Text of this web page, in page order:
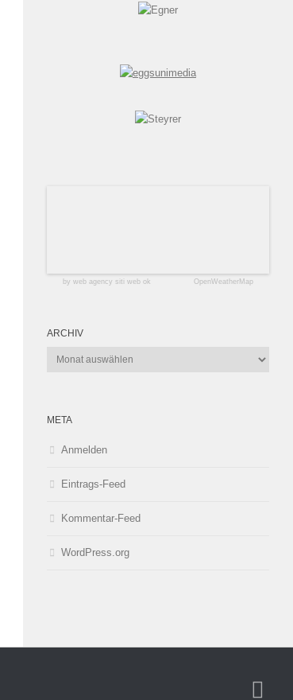
by web agency siti web ok OpenWeatherMap
ARCHIV
Archiv
META
Anmelden
Eintrags-Feed
Kommentar-Feed
WordPress.org